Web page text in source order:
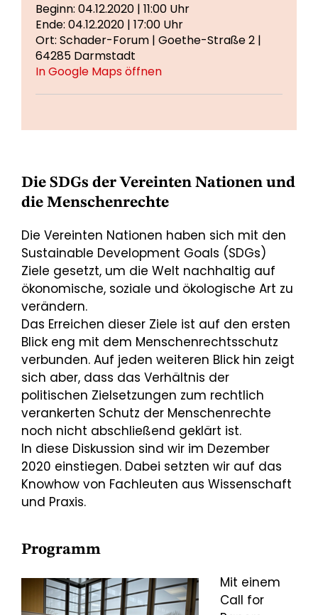
Beginn: 04.12.2020 | 11:00 Uhr
Ende: 04.12.2020 | 17:00 Uhr
Ort: Schader-Forum | Goethe-Straße 2 |
64285 Darmstadt
In Google Maps öffnen
Die SDGs der Vereinten Nationen und
die Menschenrechte
Die Vereinten Nationen haben sich mit den
Sustainable Development Goals (SDGs)
Ziele gesetzt, um die Welt nachhaltig auf
ökonomische, soziale und ökologische Art zu
verändern.
Das Erreichen dieser Ziele ist auf den ersten
Blick eng mit dem Menschenrechtsschutz
verbunden. Auf jeden weiteren Blick hin zeigt
sich aber, dass das Verhältnis der
politischen Zielsetzungen zum rechtlich
verankerten Schutz der Menschenrechte
noch nicht abschließend geklärt ist.
In diese Diskussion sind wir im Dezember
2020 einstiegen. Dabei setzten wir auf das
Knowhow von Fachleuten aus Wissenschaft
und Praxis.
Programm
Mit einem
Call for